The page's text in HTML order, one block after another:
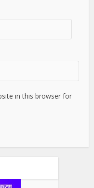
in this browser for